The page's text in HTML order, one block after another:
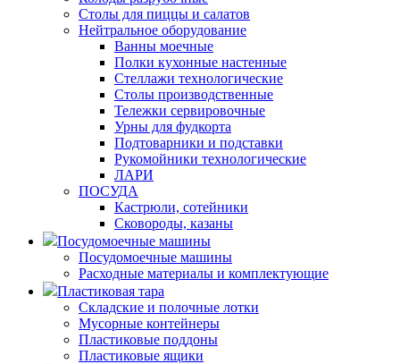
Столы для пиццы и салатов
Нейтральное оборудование
Ванны моечные
Полки кухонные настенные
Стеллажи технологические
Столы производственные
Тележки сервировочные
Урны для фудкорта
Подтоварники и подставки
Рукомойники технологические
ЛАРИ
ПОСУДА
Кастрюли, сотейники
Сковороды, казаны
Посудомоечные машины
Посудомоечные машины
Расходные материалы и комплектующие
Пластиковая тара
Складские и полочные лотки
Мусорные контейнеры
Пластиковые поддоны
Пластиковые ящики